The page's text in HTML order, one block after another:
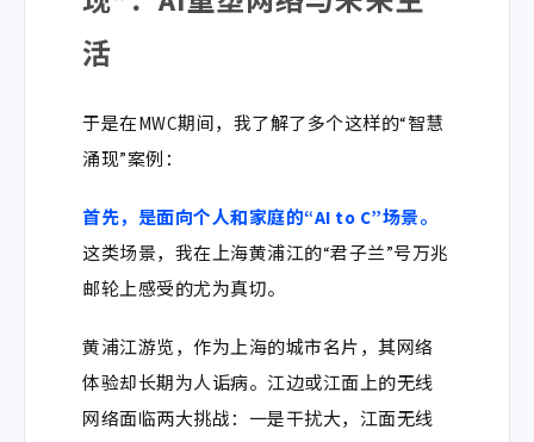
活
于是在MWC期间，我了解了多个这样的“智慧
涌现”案例：
首先，是面向个人和家庭的“AI to C”场景。
这类场景， 我在上海黄浦江的“君子兰”号万兆
邮轮上感受的尤为真切。
黄浦江游览，作为上海的城市名片，其网络
体验却长期为人诟病。江边或江面上的无线
网络面临两大挑战：一是干扰大，江面无线